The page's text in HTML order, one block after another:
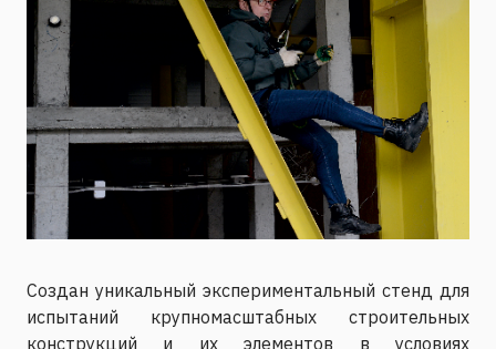
Создан уникальный экспериментальный стенд для
испытаний крупномасштабных строительных
конструкций и их элементов в условиях